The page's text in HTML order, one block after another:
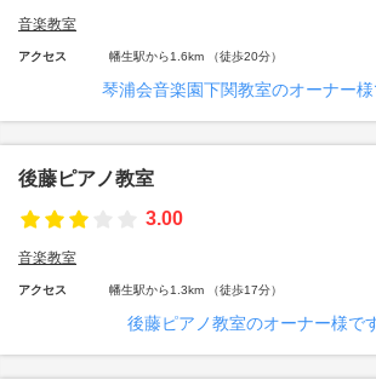
音楽教室
アクセス 幡生駅から1.6km （徒歩20分）
琴浦会音楽園下関教室のオーナー様
後藤ピアノ教室
3.00
音楽教室
アクセス 幡生駅から1.3km （徒歩17分）
後藤ピアノ教室のオーナー様で